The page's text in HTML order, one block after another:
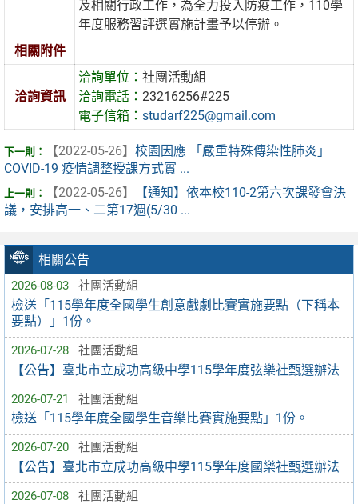
相關公告
2026-08-03 社團活動組
檢送「115學年度全國學生創意戲劇比賽實施要點（下稱本
要點）」1份。
2026-07-28 社團活動組
【公告】臺北市立成功高級中學115學年度弦樂社甄選辦法
2026-07-21 社團活動組
檢送「115學年度全國學生音樂比賽實施要點」1份。
2026-07-20 社團活動組
【公告】臺北市立成功高級中學115學年度國樂社甄選辦法
2026-07-08 社團活動組
及相關行政工作，為全力投入防疫工作，110學
年度服務習評選實施計畫予以停辦。
相關附件
洽詢資訊
洽詢單位：社團活動組
洽詢電話：23216256#225
電子信箱：studarf225@gmail.com
【2022-05-26】 校園因應 「嚴重特殊傳染性肺炎」
COVID-19 疫情調整授課方式實 ...
【2022-05-26】
【通知】依本校110-2第六次課發會決
議，安排高一、二第17週(5/30 ...